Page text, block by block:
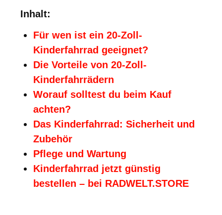
Inhalt:
Für wen ist ein 20-Zoll-
Kinderfahrrad geeignet?
Die Vorteile von 20-Zoll-
Kinderfahrrädern
Worauf solltest du beim Kauf
achten?
Das Kinderfahrrad: Sicherheit und
Zubehör
Pflege und Wartung
Kinderfahrrad jetzt günstig
bestellen – bei RADWELT.STORE